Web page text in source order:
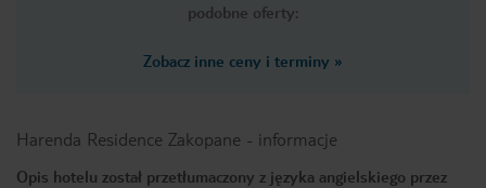
podobne oferty:
Zobacz inne ceny i terminy »
Harenda Residence Zakopane - informacje
Opis hotelu został przetłumaczony z języka angielskiego przez